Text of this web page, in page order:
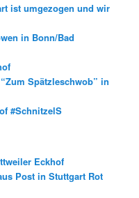
ist umgezogen und wir
in Bonn/Bad
Spätzleschwob” in
#SchnitzelS
Eckhof
Post in Stuttgart Rot